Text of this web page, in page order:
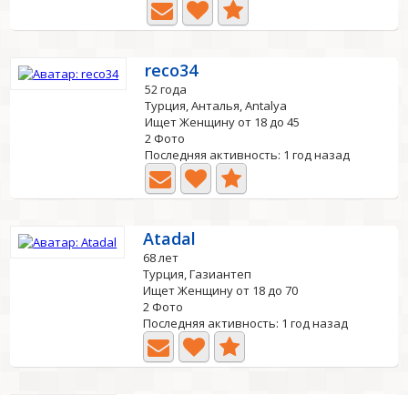
reco34
52 года
Турция, Анталья, Antalya
Ищет Женщину от 18 до 45
2 Фото
Последняя активность: 1 год назад
Atadal
68 лет
Турция, Газиантеп
Ищет Женщину от 18 до 70
2 Фото
Последняя активность: 1 год назад